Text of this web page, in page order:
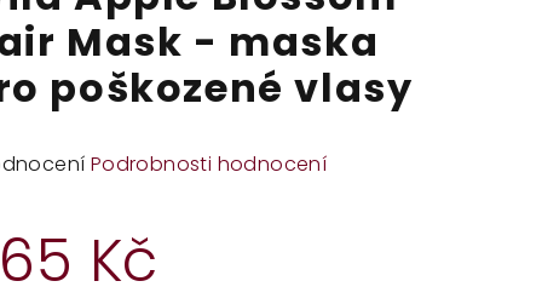
Mask - maska
poškozené vlasy
Podrobnosti hodnocení
Kč